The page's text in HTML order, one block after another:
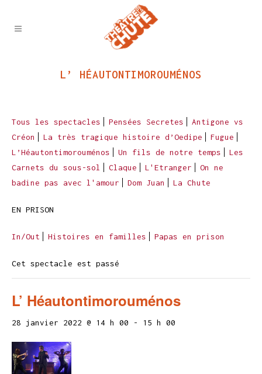
L’ HÉAUTONTIMOROUMÉNOS
Tous les spectacles Pensées Secretes
Antigone vs
Créon
La très tragique histoire d’Oedipe
Fugue
L’Héautontimorouménos
Un fils de notre temps
Les
Carnets du sous-sol
Claque L'Etranger
On ne
badine pas avec l'amour
Dom Juan La Chute
EN PRISON
In/Out Histoires en familles Papas en prison
Cet spectacle est passé
L’ Héautontimorouménos
28 janvier 2022 @ 14 h 00 - 15 h 00